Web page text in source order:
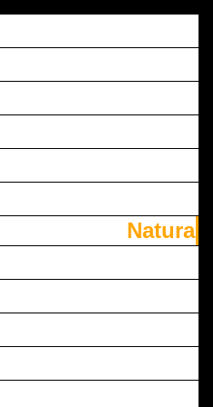
Natura